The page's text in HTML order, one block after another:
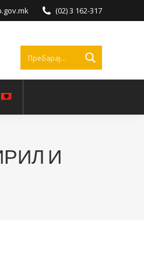
(02) 3 162-317
И